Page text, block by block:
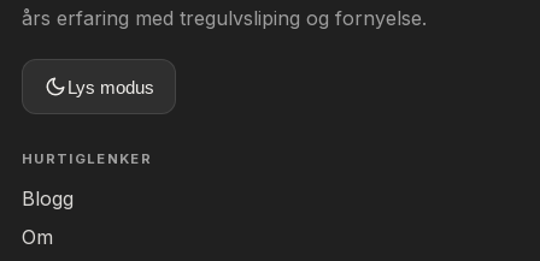
års erfaring med tregulvsliping og fornyelse.
Lys modus
HURTIGLENKER
Blogg
Om